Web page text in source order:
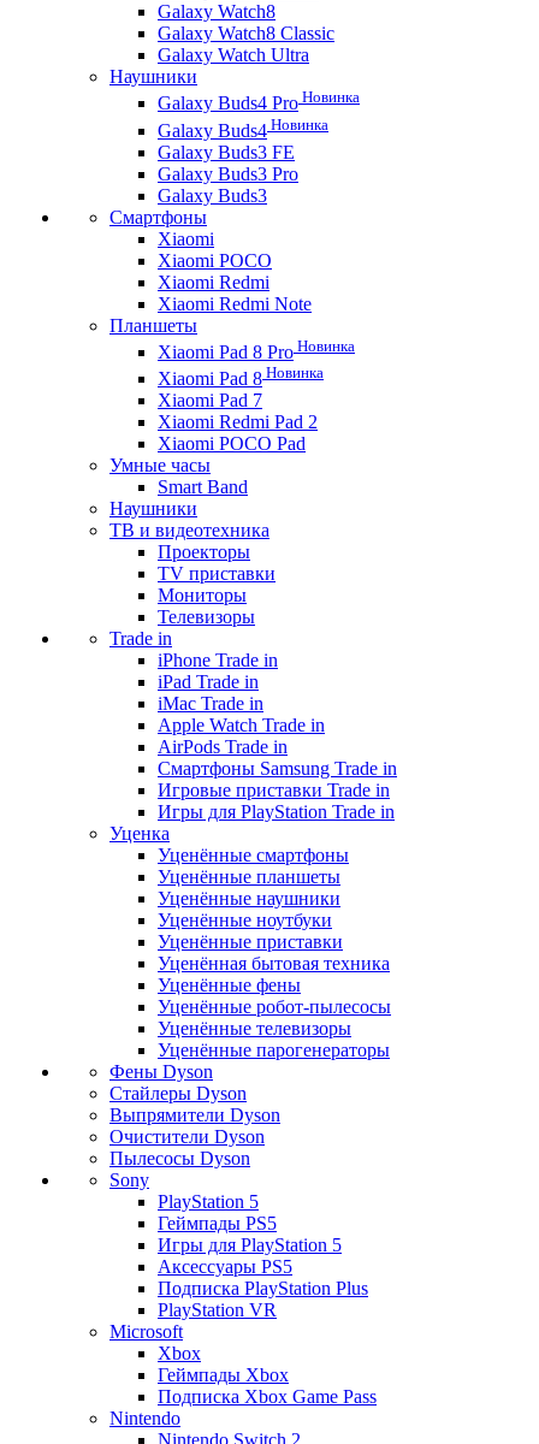
Galaxy Watch8
Galaxy Watch8 Classic
Galaxy Watch Ultra
Наушники
Galaxy Buds4 Pro Новинка
Galaxy Buds4 Новинка
Galaxy Buds3 FE
Galaxy Buds3 Pro
Galaxy Buds3
Смартфоны
Xiaomi
Xiaomi POCO
Xiaomi Redmi
Xiaomi Redmi Note
Планшеты
Xiaomi Pad 8 Pro Новинка
Xiaomi Pad 8 Новинка
Xiaomi Pad 7
Xiaomi Redmi Pad 2
Xiaomi POCO Pad
Умные часы
Smart Band
Наушники
ТВ и видеотехника
Проекторы
TV приставки
Мониторы
Телевизоры
Trade in
iPhone Trade in
iPad Trade in
iMac Trade in
Apple Watch Trade in
AirPods Trade in
Смартфоны Samsung Trade in
Игровые приставки Trade in
Игры для PlayStation Trade in
Уценка
Уценённые смартфоны
Уценённые планшеты
Уценённые наушники
Уценённые ноутбуки
Уценённые приставки
Уценённая бытовая техника
Уценённые фены
Уценённые робот-пылесосы
Уценённые телевизоры
Уценённые парогенераторы
Фены Dyson
Стайлеры Dyson
Выпрямители Dyson
Очистители Dyson
Пылесосы Dyson
Sony
PlayStation 5
Геймпады PS5
Игры для PlayStation 5
Аксессуары PS5
Подписка PlayStation Plus
PlayStation VR
Microsoft
Xbox
Геймпады Xbox
Подписка Xbox Game Pass
Nintendo